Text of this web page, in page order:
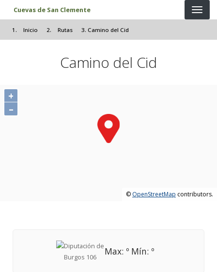
Pasar al contenido principal
Cuevas de San Clemente
Inicio Rutas Camino del Cid
Camino del Cid
+
–
© OpenStreetMap contributors.
Max: º Mín: º